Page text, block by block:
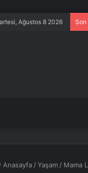
Ağustos 8 2026
Anasayfa /Yaşam / Mama